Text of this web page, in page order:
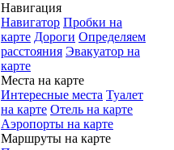
Навигация
Навигатор Пробки на
карте Дороги Определяем
расстояния Эвакуатор на
карте
Места на карте
Интересные места Туалет
на карте Отель на карте
Аэропорты на карте
Маршруты на карте